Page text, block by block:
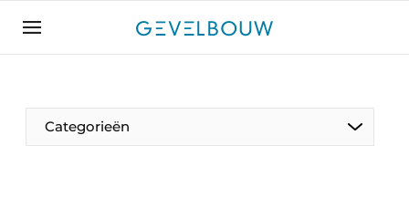
Aanmelden
Bedrijven
Contact
Categorieën